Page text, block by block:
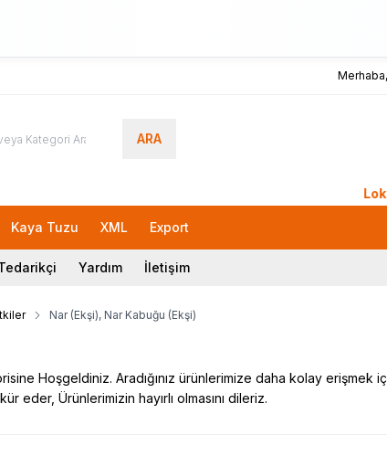
ARA
Kaya Tuzu XML Export
Yardım İletişim
Nar (Ekşi), Nar Kabuğu (Ekşi)
Hoşgeldiniz. Aradığınız ürünlerimize daha kolay erişmek
eder, Ürünlerimizin hayırlı olmasını dileriz.